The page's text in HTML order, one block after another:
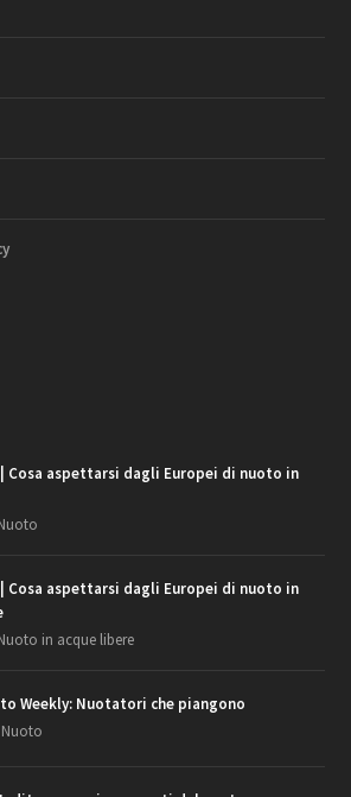
Cosa aspettarsi dagli Europei di nuoto in
Cosa aspettarsi dagli Europei di nuoto in
in acque libere
Weekly: Nuotatori che piangono
Nuoto